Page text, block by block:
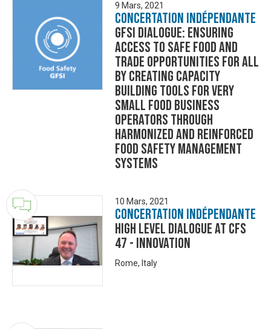
9 Mars, 2021
Concertation Indépendante
GFSI Dialogue: ensuring
access to safe food and
trade opportunities for all
by creating capacity
building tools for very
small food business
operators through
harmonized and reinforced
food safety management
systems
10 Mars, 2021
Concertation Indépendante
High Level Dialogue at CFS
47 - Innovation
Rome, Italy